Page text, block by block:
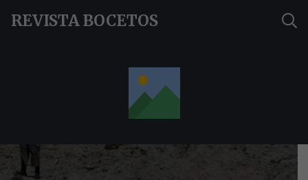
REVISTA BOCETOS